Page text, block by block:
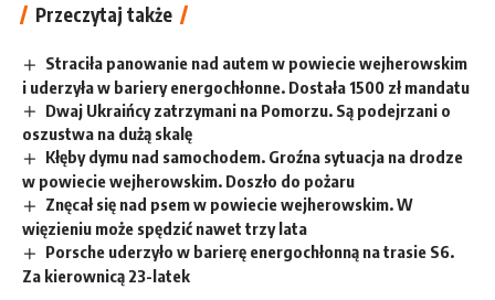
Przeczytaj także
Straciła panowanie nad autem w powiecie wejherowskim
i uderzyła w bariery energochłonne. Dostała 1500 zł mandatu
Dwaj Ukraińcy zatrzymani na Pomorzu. Są podejrzani o
oszustwa na dużą skalę
Kłęby dymu nad samochodem. Groźna sytuacja na drodze
w powiecie wejherowskim. Doszło do pożaru
Znęcał się nad psem w powiecie wejherowskim. W
więzieniu może spędzić nawet trzy lata
Porsche uderzyło w barierę energochłonną na trasie S6.
Za kierownicą 23-latek